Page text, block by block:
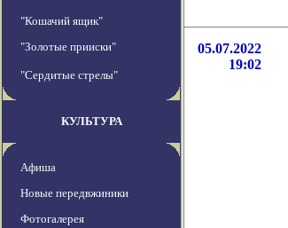
"Кошачий ящик"
"Золотые прииски"
"Сердитые стрелы"
КУЛЬТУРА
Афиша
Новые передвжиники
Фотогалерея
05.07.2022
19:02